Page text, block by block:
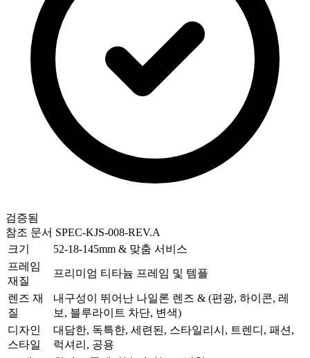
검증됨
참조 문서 SPEC-KJS-008-REV.A
크기
52-18-145mm & 맞춤 서비스
프레임
재질
프리미엄 티타늄 프레임 및 템플
렌즈 재
질
내구성이 뛰어난 나일론 렌즈 & (편광, 하이콘, 레
보, 블루라이트 차단, 변색)
디자인
스타일
대담한, 독특한, 세련된, 스타일리시, 트렌디, 패션,
럭셔리, 공용